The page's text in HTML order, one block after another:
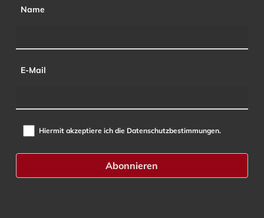
Name
E-Mail
Hiermit akzeptiere ich die Datenschutzbestimmungen.